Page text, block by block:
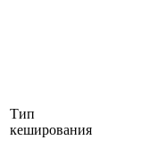
Тип
кеширования